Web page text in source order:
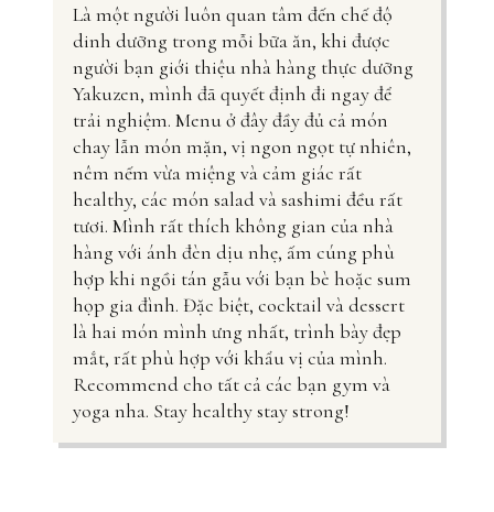
Là một người luôn quan tâm đến chế độ
dinh dưỡng trong mỗi bữa ăn, khi được
người bạn giới thiệu nhà hàng thực dưỡng
Yakuzen, mình đã quyết định đi ngay để
trải nghiệm. Menu ở đây đầy đủ cả món
chay lẫn món mặn, vị ngon ngọt tự nhiên,
nêm nếm vừa miệng và cảm giác rất
healthy, các món salad và sashimi đều rất
tươi. Mình rất thích không gian của nhà
hàng với ánh đèn dịu nhẹ, ấm cúng phù
hợp khi ngồi tán gẫu với bạn bè hoặc sum
họp gia đình. Đặc biệt, cocktail và dessert
là hai món mình ưng nhất, trình bày đẹp
mắt, rất phù hợp với khẩu vị của mình.
Recommend cho tất cả các bạn gym và
yoga nha. Stay healthy stay strong!